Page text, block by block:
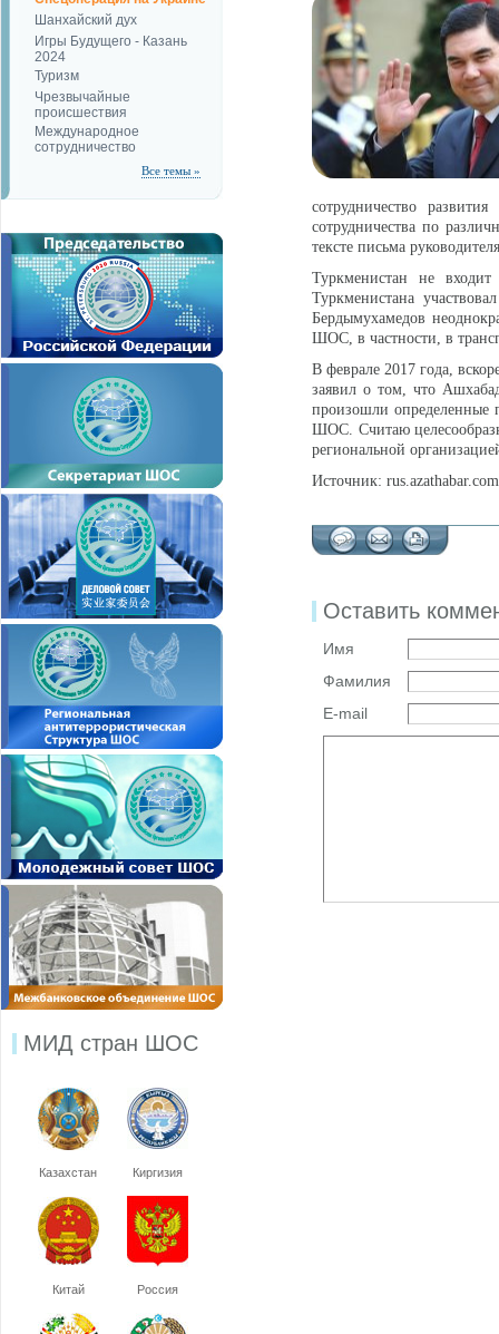
Шанхайский дух
Игры Будущего - Казань
2024
Туризм
Чрезвычайные
происшествия
Международное
сотрудничество
Все темы »
МИД стран ШОС
Казахстан Киргизия
Китай Россия
сотрудничество
сотрудничества по
тексте письма
Туркменистан не
Туркменистана
Бердымухамедов
ШОС, в частности, в
В феврале 2017 года,
заявил о том, что
произошли определенные
ШОС. Считаю
региональной
Источник: rus.azathabar.com
Оставить
Имя
Фамилия
E-mail